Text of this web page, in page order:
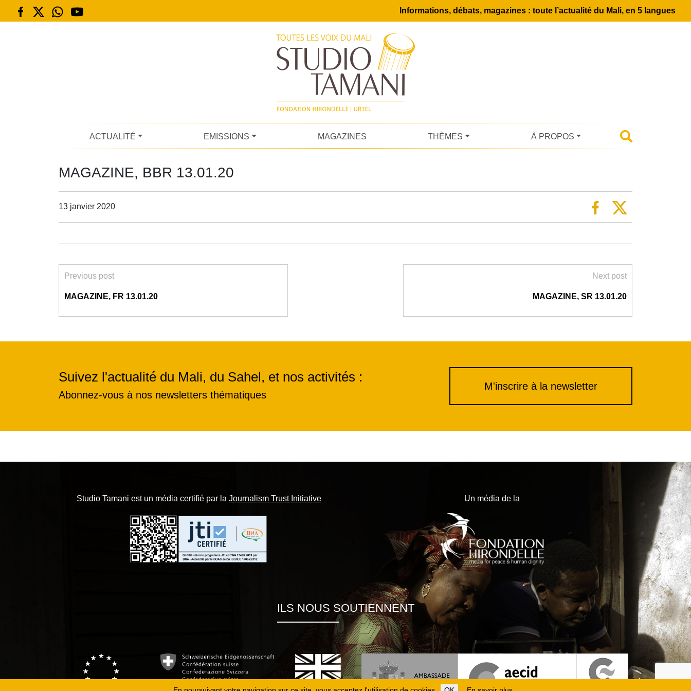
Informations, débats, magazines : toute l’actualité du Mali, en 5 langues
ACTUALITÉ EMISSIONS MAGAZINES THÈMES À PROPOS
MAGAZINE, BBR 13.01.20
13 janvier 2020
Previous post
MAGAZINE, FR 13.01.20
Next post
MAGAZINE, SR 13.01.20
Suivez l'actualité du Mali, du Sahel, et nos activités :
Abonnez-vous à nos newsletters thématiques
M'inscrire à la newsletter
Studio Tamani est un média certifié par la Journalism Trust Initiative Un média de la
ILS NOUS SOUTIENNENT